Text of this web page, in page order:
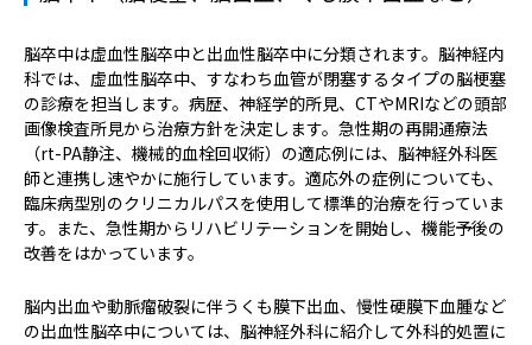
脳卒中は虚血性脳卒中と出血性脳卒中に分類されます。脳神経内
科では、虚血性脳卒中、すなわち血管が閉塞するタイプの脳梗塞
の診療を担当します。病歴、神経学的所見、CTやMRIなどの頭部
画像検査所見から治療方針を決定します。急性期の再開通療法
（rt-PA静注、機械的血栓回収術）の適応例には、脳神経外科医
師と連携し速やかに施行しています。適応外の症例についても、
臨床病型別のクリニカルパスを使用して標準的治療を行っていま
す。また、急性期からリハビリテーションを開始し、機能予後の
改善をはかっています。
脳内出血や動脈瘤破裂に伴うくも膜下出血、慢性硬膜下血腫など
の出血性脳卒中については、脳神経外科に紹介して外科的処置に